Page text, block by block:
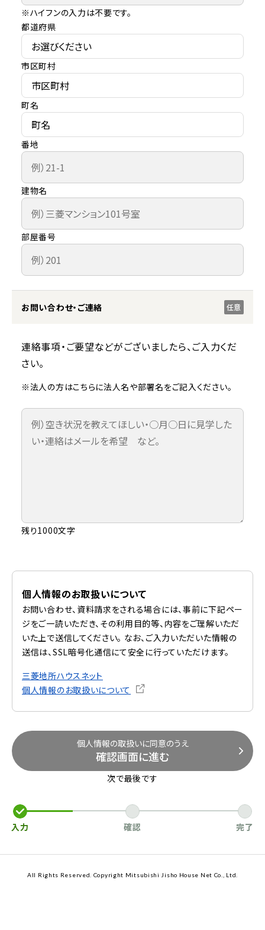
※ハイフンの入力は不要です。
都道府県
市区町村
町名
番地
建物名
部屋番号
お問い合わせ・ご連絡 任意
連絡事項・ご要望などがございましたら、ご入力くだ
さい。
※法人の方はこちらに法人名や部署名をご記入ください。
残り1000文字
個人情報のお取扱いについて
お問い合わせ、資料請求をされる場合には、事前に下記ペー
ジをご一読いただき、その利用目的等、内容をご理解いただ
いた上で送信してください。 なお、ご入力いただいた情報の
送信は、SSL暗号化通信にて安全に行っていただけます。
三菱地所ハウスネット
個人情報のお取扱いについて
個人情報の取扱いに同意のうえ
確認画面に進む
次で最後です
入力 確認 完了
All Rights Reserved. Copyright Mitsubishi Jisho House Net Co., Ltd.